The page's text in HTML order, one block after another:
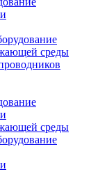
среды
среды